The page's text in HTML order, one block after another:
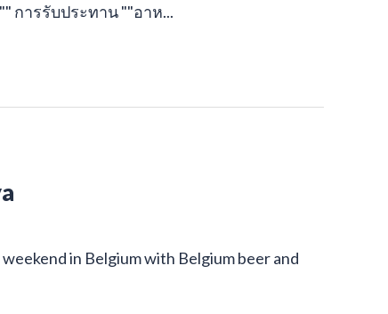
การรับประทาน ""อาห...
in Belgium with Belgium beer and